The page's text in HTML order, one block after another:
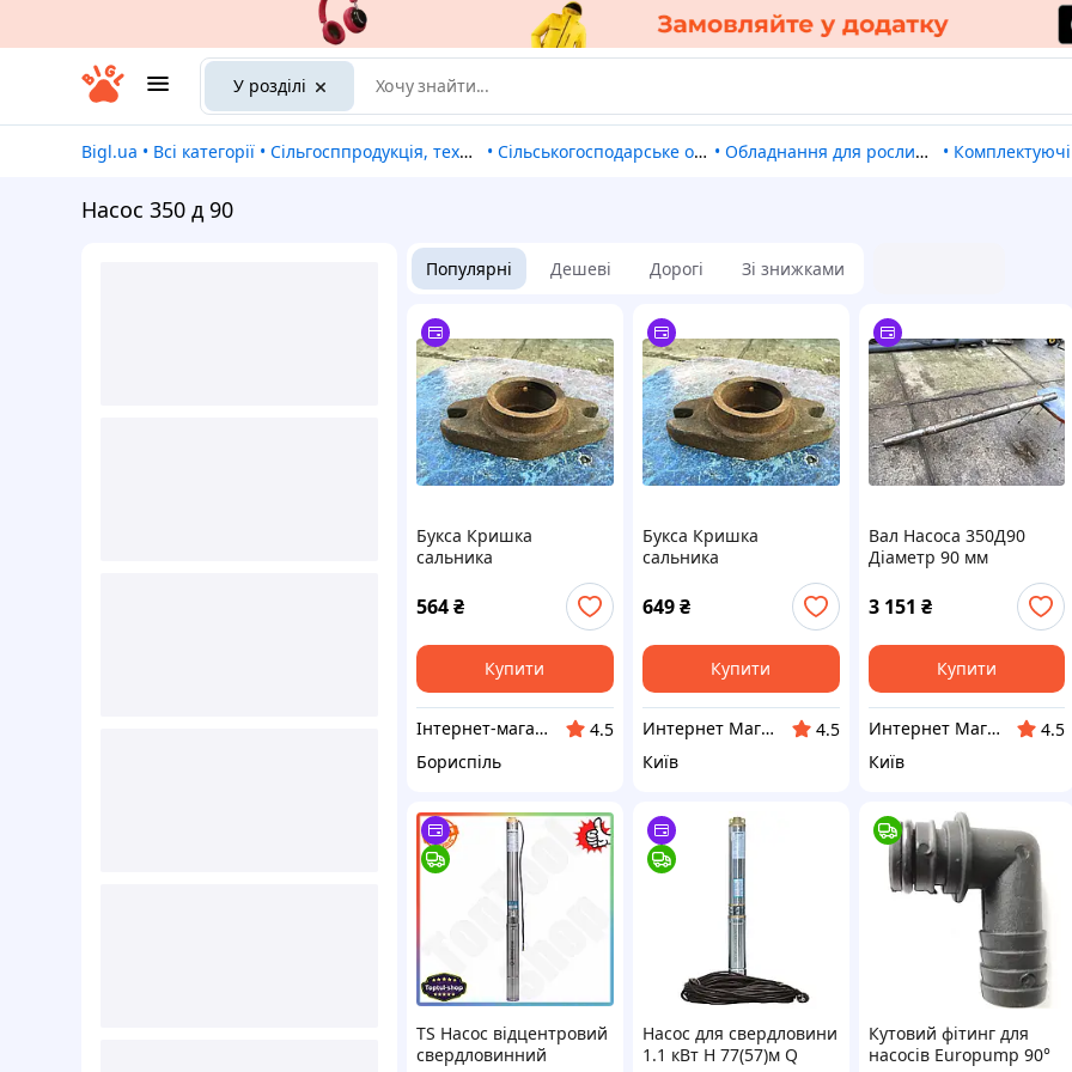
У розділі
Bigl.ua • Всі категорії • Сільгосппродукція, техніка та обладнання • Сільськогосподарське обладнання • Обладнання для рослинництва • Комплектуючі та
Насос 350 д 90
Популярні Дешеві Дорогі Зі знижками
Букса Кришка
сальника
відцентрового насоса
350Д90 нова СРСР
564₴
Купити
Інтернет-магазин запчастин джанк ярд Б/у запчастин
4.5
Бориспіль
Букса Кришка
сальника
відцентрового насоса
350Д90 нова СРСР
649₴
Купити
Интернет Магазин Лавка Старьевщика Вадима БУ запчастей и товаров СССР !!!
4.5
Київ
Вал Насоса 350Д90
Діаметр 90 мм
довжина 163 см ідеал
СРСР БУ
3 151 ₴
Купити
Интернет Магазин Лавка Старьевщика Вадима БУ запчастей и товаров СССР !!!
4.5
Київ
TS Насос відцентровий
свердловинний
Насос для свердловини
1.1 кВт H 77(57)м Q
Кутовий фітинг для
насосів Europump 90°